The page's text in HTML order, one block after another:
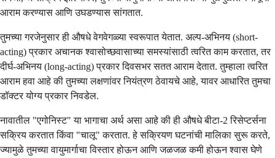
आराम करण्यास आणि उघडण्यास सांगतात.
तुमच्या गरजेनुसार ही औषधे वेगवेगळ्या स्वरूपात येतात. अल्प-अभिनय (short-
acting) प्रकार अचानक श्वासोच्छवासाच्या समस्यांसाठी त्वरित काम करतात, तर
दीर्घ-अभिनय (long-acting) प्रकार दिवसभर सतत आराम देतात. तुम्हाला त्वरित
आराम हवा आहे की तुमच्या लक्षणांवर नियंत्रण ठेवायचे आहे, यावर आधारित तुमचा
डॉक्टर योग्य प्रकार निवडेल.
नावातील "एगोनिस्ट" या भागाचा अर्थ असा आहे की ही औषधे बीटा-2 रिसेप्टर्सना
सक्रिय करतात किंवा "चालू" करतात. हे सक्रियण घटनांची मालिका सुरू करते,
ज्यामुळे तुमच्या वायुमार्गाचा विस्तार होऊन आणि जळजळ कमी होऊन श्वास घेणे